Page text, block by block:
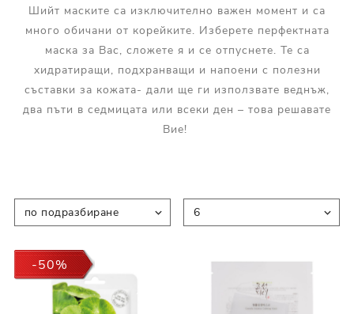
Шийт маските са изключително важен момент и са
много обичани от корейките. Изберете перфектната
маска за Вас, сложете я и се отпуснете. Те са
хидратиращи, подхранващи и напоени с полезни
съставки за кожата- дали ще ги използвате веднъж,
два пъти в седмицата или всеки ден – това решавате
Вие!
-50%